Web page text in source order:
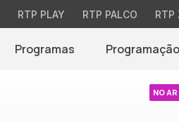
RTP PLAY RTP PALCO RTP
Programas Programação
NO AR